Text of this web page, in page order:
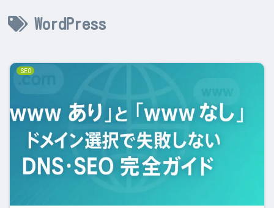
WordPress
SEO